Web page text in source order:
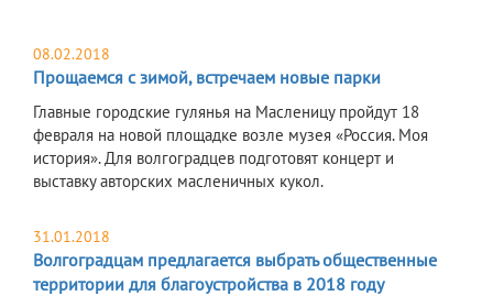
08.02.2018
Прощаемся с зимой, встречаем новые парки
Главные городские гулянья на Масленицу пройдут 18
февраля на новой площадке возле музея «Россия. Моя
история». Для волгоградцев подготовят концерт и
выставку авторских масленичных кукол.
31.01.2018
Волгоградцам предлагается выбрать общественные
территории для благоустройства в 2018 году